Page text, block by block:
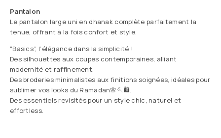
Pantalon
Le pantalon large uni en dhanak complète parfaitement la
tenue, offrant à la fois confort et style.
“Basics”, l’élégance dans la simplicité !
Des silhouettes aux coupes contemporaines, alliant
modernité et raffinement.
Des broderies minimalistes aux finitions soignées, idéales pour
sublimer vos looks du Ramadan🌸🪡🛍️.
Des essentiels revisités pour un style chic, naturel et
effortless.